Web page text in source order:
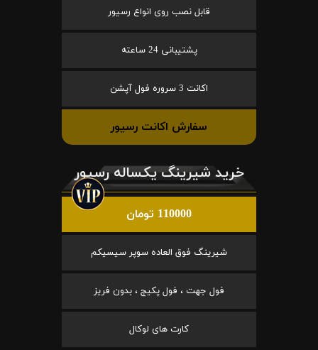
قابل نصب روی انواع رسیور
پشتیبانی 24 ساعته
اکانت 3 سروره فول آپشن
سفارش اکانت رسیور
خرید شیرینگ یکساله رسیور
110000 تومان
شیرینگ فوق العاده سوپر سیسیکم
فول جهت ، فول پکیج ، بدون فریز
کارت های لوکال